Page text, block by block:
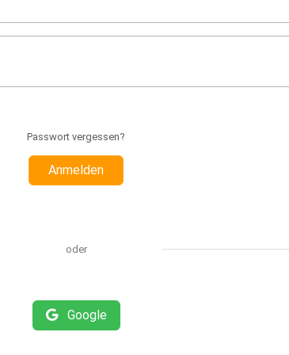
Passwort vergessen?
Anmelden
oder
Google